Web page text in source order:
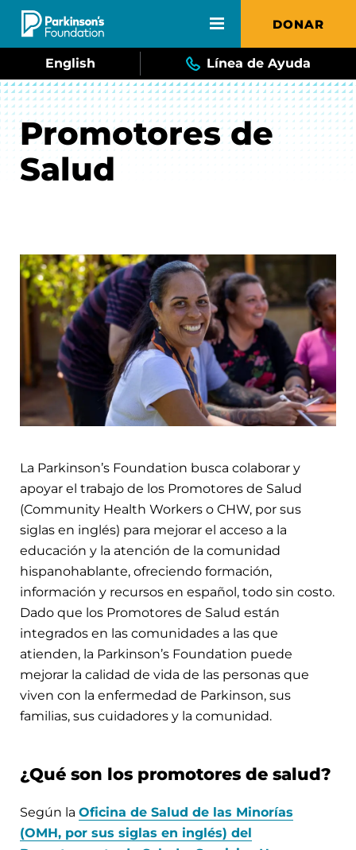
Skip to main content DONAR
English Línea de Ayuda
Promotores de
Salud
La Parkinson’s Foundation busca colaborar y
apoyar el trabajo de los Promotores de Salud
(Community Health Workers o CHW, por sus
siglas en inglés) para mejorar el acceso a la
educación y la atención de la comunidad
hispanohablante, ofreciendo formación,
información y recursos en español, todo sin costo.
Dado que los Promotores de Salud están
integrados en las comunidades a las que
atienden, la Parkinson’s Foundation puede
mejorar la calidad de vida de las personas que
viven con la enfermedad de Parkinson, sus
familias, sus cuidadores y la comunidad.
¿Qué son los promotores de salud?
Según la Oficina de Salud de las Minorías
(OMH, por sus siglas en inglés) del